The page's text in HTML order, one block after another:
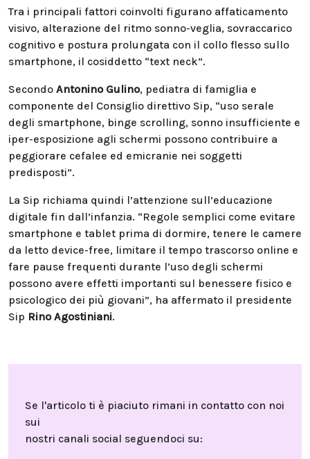
Tra i principali fattori coinvolti figurano affaticamento
visivo, alterazione del ritmo sonno-veglia, sovraccarico
cognitivo e postura prolungata con il collo flesso sullo
smartphone, il cosiddetto “text neck”.
Secondo Antonino Gulino, pediatra di famiglia e
componente del Consiglio direttivo Sip, “uso serale
degli smartphone, binge scrolling, sonno insufficiente e
iper-esposizione agli schermi possono contribuire a
peggiorare cefalee ed emicranie nei soggetti
predisposti”.
La Sip richiama quindi l’attenzione sull’educazione
digitale fin dall’infanzia. “Regole semplici come evitare
smartphone e tablet prima di dormire, tenere le camere
da letto device-free, limitare il tempo trascorso online e
fare pause frequenti durante l’uso degli schermi
possono avere effetti importanti sul benessere fisico e
psicologico dei più giovani”, ha affermato il presidente
Sip Rino Agostiniani.
Se l'articolo ti è piaciuto rimani in contatto con noi
sui
nostri canali social seguendoci su: